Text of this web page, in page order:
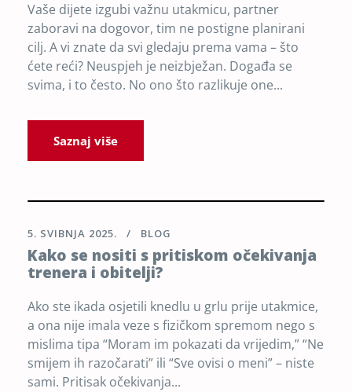
Vaše dijete izgubi važnu utakmicu, partner
zaboravi na dogovor, tim ne postigne planirani
cilj. A vi znate da svi gledaju prema vama – što
ćete reći? Neuspjeh je neizbježan. Događa se
svima, i to često. No ono što razlikuje one...
Saznaj više
5. SVIBNJA 2025. BLOG
Kako se nositi s pritiskom očekivanja
trenera i obitelji?
Ako ste ikada osjetili knedlu u grlu prije utakmice,
a ona nije imala veze s fizičkom spremom nego s
mislima tipa “Moram im pokazati da vrijedim,” “Ne
smijem ih razočarati” ili “Sve ovisi o meni” – niste
sami. Pritisak očekivanja...